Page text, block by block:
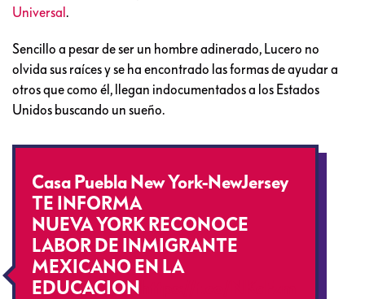
Universal .
Sencillo a pesar de ser un hombre adinerado, Lucero no
olvida sus raíces y se ha encontrado las formas de ayudar a
otros que como él, llegan indocumentados a los Estados
Unidos buscando un sueño.
Casa Puebla New York-NewJersey
TE INFORMA
NUEVA YORK RECONOCE
LABOR DE INMIGRANTE
MEXICANO EN LA
EDUCACION